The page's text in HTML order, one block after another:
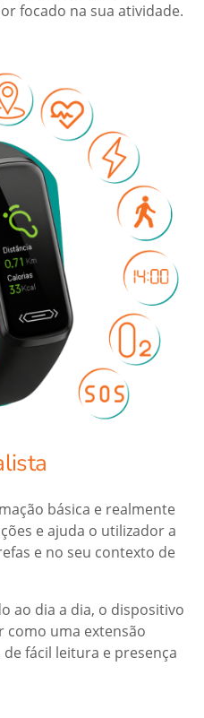
focado na sua atividade.
básica e realmente
e ajuda o utilizador a
e no seu contexto de
ao dia a dia, o dispositivo
como uma extensão
fácil leitura e presença